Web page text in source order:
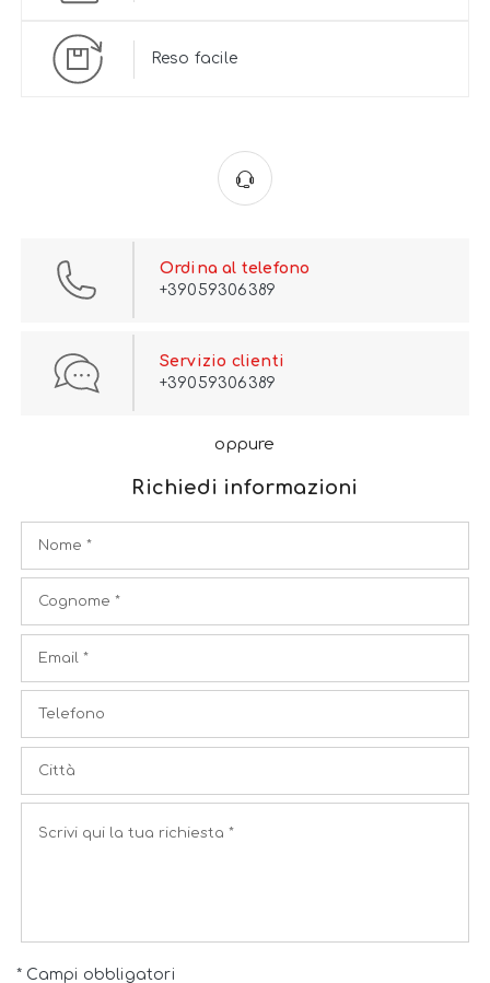
Reso facile
Ordina al telefono
+39059306389
Servizio clienti
+39059306389
oppure
Richiedi informazioni
* Campi obbligatori